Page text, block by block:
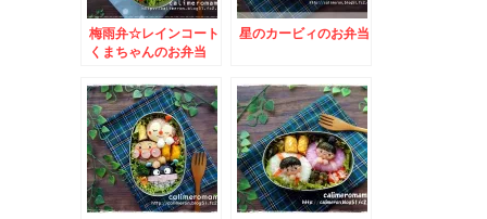
梅雨弁☆レインコート
くまちゃんのお弁当
星のカービィのお弁当